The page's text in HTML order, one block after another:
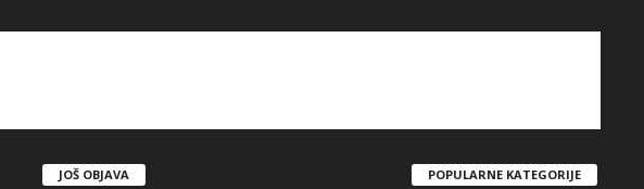
JOŠ OBJAVA POPULARNE KATEGORIJE